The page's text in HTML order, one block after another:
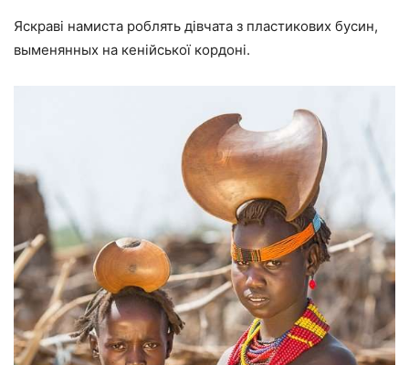
Яскраві намиста роблять дівчата з пластикових бусин,
выменянных на кенійської кордоні.